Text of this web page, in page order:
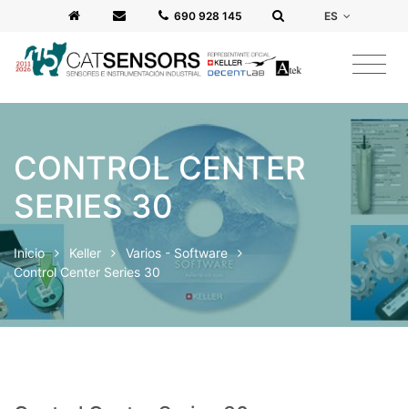
‭690 928 145‬ ES
CONTROL CENTER
SERIES 30
Inicio Keller
Varios - Software
Control Center Series 30